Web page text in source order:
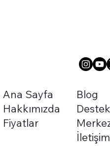
Ana Sayfa
Hakkımızda
Fiyatlar
Blog
Destek
İletişim